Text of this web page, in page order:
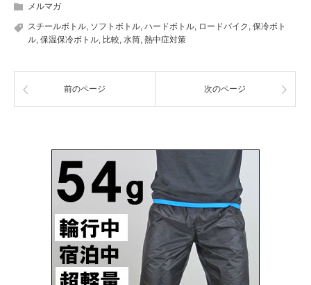
メルマガ
スチールボトル ソフトボトル ハードボトル ロードバイク 保冷ボト
ル 保温保冷ボトル 比較 水筒 熱中症対策
前のページ 次のページ